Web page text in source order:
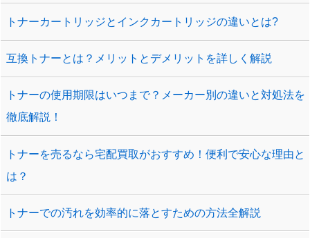
トナーカートリッジとインクカートリッジの違いとは?
互換トナーとは？メリットとデメリットを詳しく解説
トナーの使用期限はいつまで？メーカー別の違いと対処法を
徹底解説！
トナーを売るなら宅配買取がおすすめ！便利で安心な理由と
は？
トナーでの汚れを効率的に落とすための方法全解説